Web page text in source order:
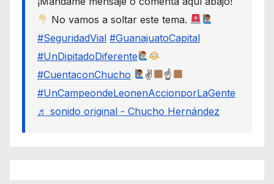
No vamos a soltar este tema.
#SeguridadVial #GuanajuatoCapital
#UnDipitadoDiferente
#CuentaconChucho
✌
☝
#UnCampeondeLeonenAccionporLaGente
♬ sonido original - Chucho Hernández